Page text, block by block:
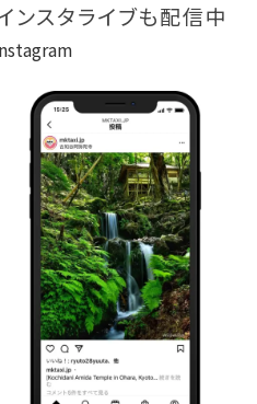
ンスタライブも配信中